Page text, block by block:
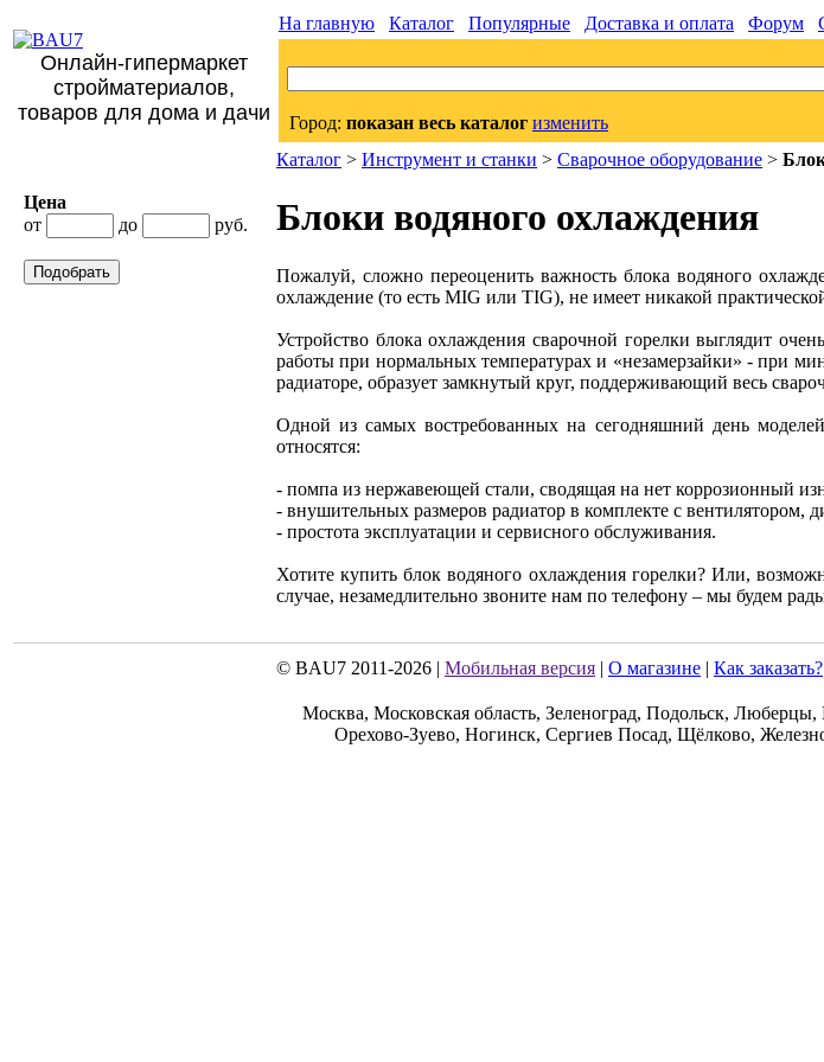
Онлайн-гипермаркет
стройматериалов,
товаров для дома и дачи
На главную Каталог Популярные Доставка и оплата Форум
Город: показан весь каталог изменить
Цена
от
до руб.
Подобрать
Каталог > Инструмент и станки > Сварочное оборудование >
Блоки водяного охлаждения
Пожалуй, сложно переоценить важность блока водяного
охлаждение (то есть MIG или TIG), не имеет никакой
Устройство блока охлаждения сварочной горелки выглядит
работы при нормальных температурах и «незамерзайки» - при
радиаторе, образует замкнутый круг, поддерживающий весь
Одной из самых востребованных на сегодняшний день
относятся:
- помпа из нержавеющей стали, сводящая на нет коррозионный
- внушительных размеров радиатор в комплекте с вентилятором,
- простота эксплуатации и сервисного обслуживания.
Хотите купить блок водяного охлаждения горелки? Или,
случае, незамедлительно звоните нам по телефону – мы будем
© BAU7 2011-2026 | Мобильная версия | О магазине | Как заказать?
Москва, Московская область, Зеленоград, Подольск,
Орехово-Зуево, Ногинск, Сергиев Посад, Щёлково,